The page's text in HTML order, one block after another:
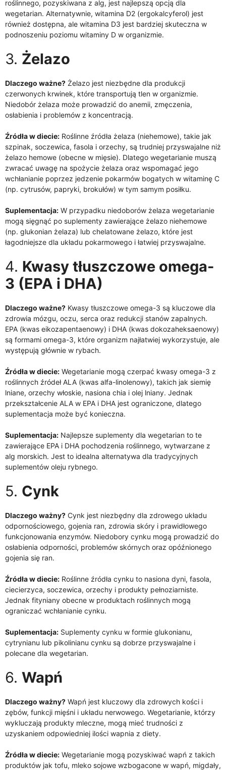
roślinnego, pozyskiwana z alg, jest najlepszą opcją dla
wegetarian. Alternatywnie, witamina D2 (ergokalcyferol) jest
również dostępna, ale witamina D3 jest bardziej skuteczna w
podnoszeniu poziomu witaminy D w organizmie.
3. Żelazo
Dlaczego ważne? Żelazo jest niezbędne dla produkcji
czerwonych krwinek, które transportują tlen w organizmie.
Niedobór żelaza może prowadzić do anemii, zmęczenia,
osłabienia i problemów z koncentracją.
Źródła w diecie: Roślinne źródła żelaza (niehemowe), takie jak
szpinak, soczewica, fasola i orzechy, są trudniej przyswajalne niż
żelazo hemowe (obecne w mięsie). Dlatego wegetarianie muszą
zwracać uwagę na spożycie żelaza oraz wspomagać jego
wchłanianie poprzez jedzenie pokarmów bogatych w witaminę C
(np. cytrusów, papryki, brokułów) w tym samym posiłku.
Suplementacja: W przypadku niedoborów żelaza wegetarianie
mogą sięgnąć po suplementy zawierające żelazo niehemowe
(np. glukonian żelaza) lub chelatowane żelazo, które jest
łagodniejsze dla układu pokarmowego i łatwiej przyswajalne.
4. Kwasy tłuszczowe omega-
3 (EPA i DHA)
Dlaczego ważne? Kwasy tłuszczowe omega-3 są kluczowe dla
zdrowia mózgu, oczu, serca oraz redukcji stanów zapalnych.
EPA (kwas eikozapentaenowy) i DHA (kwas dokozaheksaenowy)
są formami omega-3, które organizm najłatwiej wykorzystuje, ale
występują głównie w rybach.
Źródła w diecie: Wegetarianie mogą czerpać kwasy omega-3 z
roślinnych źródeł ALA (kwas alfa-linolenowy), takich jak siemię
lniane, orzechy włoskie, nasiona chia i olej lniany. Jednak
przekształcenie ALA w EPA i DHA jest ograniczone, dlatego
suplementacja może być konieczna.
Suplementacja: Najlepsze suplementy dla wegetarian to te
zawierające EPA i DHA pochodzenia roślinnego, wytwarzane z
alg morskich. Jest to idealna alternatywa dla tradycyjnych
suplementów oleju rybnego.
5. Cynk
Dlaczego ważny? Cynk jest niezbędny dla zdrowego układu
odpornościowego, gojenia ran, zdrowia skóry i prawidłowego
funkcjonowania enzymów. Niedobory cynku mogą prowadzić do
osłabienia odporności, problemów skórnych oraz opóźnionego
gojenia się ran.
Źródła w diecie: Roślinne źródła cynku to nasiona dyni, fasola,
ciecierzyca, soczewica, orzechy i produkty pełnoziarniste.
Jednak fityniany obecne w produktach roślinnych mogą
ograniczać wchłanianie cynku.
Suplementacja: Suplementy cynku w formie glukonianu,
cytrynianu lub pikolinianu cynku są dobrze przyswajalne i
polecane dla wegetarian.
6. Wapń
Dlaczego ważny? Wapń jest kluczowy dla zdrowych kości i
zębów, funkcji mięśni i układu nerwowego. Wegetarianie, którzy
wykluczają produkty mleczne, mogą mieć trudności z
uzyskaniem odpowiedniej ilości wapnia z diety.
Źródła w diecie: Wegetarianie mogą pozyskiwać wapń z takich
produktów jak tofu, mleko sojowe wzbogacone w wapń, migdały,